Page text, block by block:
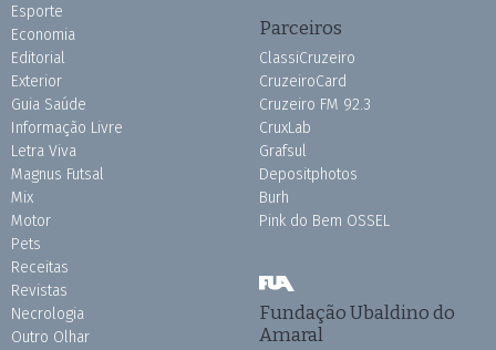
Esporte
Economia
Editorial
Exterior
Guia Saúde
Informação Livre
Letra Viva
Magnus Futsal
Mix
Motor
Pets
Receitas
Revistas
Necrologia
Outro Olhar
Parceiros
ClassiCruzeiro
CruzeiroCard
Cruzeiro FM 92.3
CruxLab
Grafsul
Depositphotos
Burh
Pink do Bem OSSEL
Fundação Ubaldino do
Amaral